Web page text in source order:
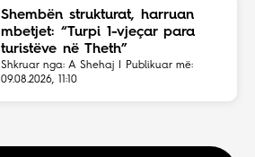
Shembën strukturat, harruan
mbetjet: “Turpi 1-vjeçar para
turistëve në Theth”
Shkruar nga: A Shehaj | Publikuar më:
09.08.2026, 11:10